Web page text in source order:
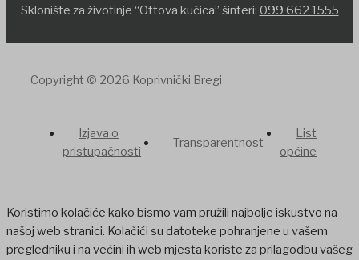
Sklonište za životinje “Ottova kućica” šinteri: 099 662 1555
Copyright © 2026 Koprivnički Bregi
Izjava o
pristupačnosti
Transparentnost
List
općine
Koristimo kolačiće kako bismo vam pružili najbolje iskustvo na
našoj web stranici. Kolačići su datoteke pohranjene u vašem
pregledniku i na većini ih web mjesta koriste za prilagodbu vašeg